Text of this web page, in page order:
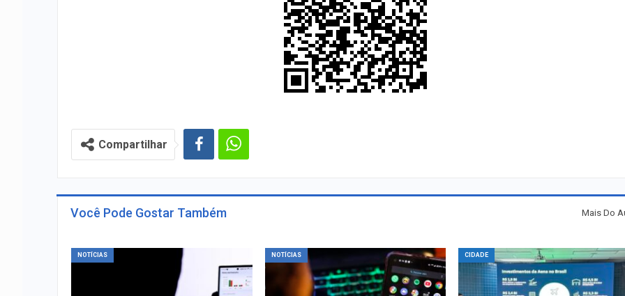
Compartilhar
Você Pode Gostar Também Mais Do
NOTÍCIAS NOTÍCIAS CIDADE